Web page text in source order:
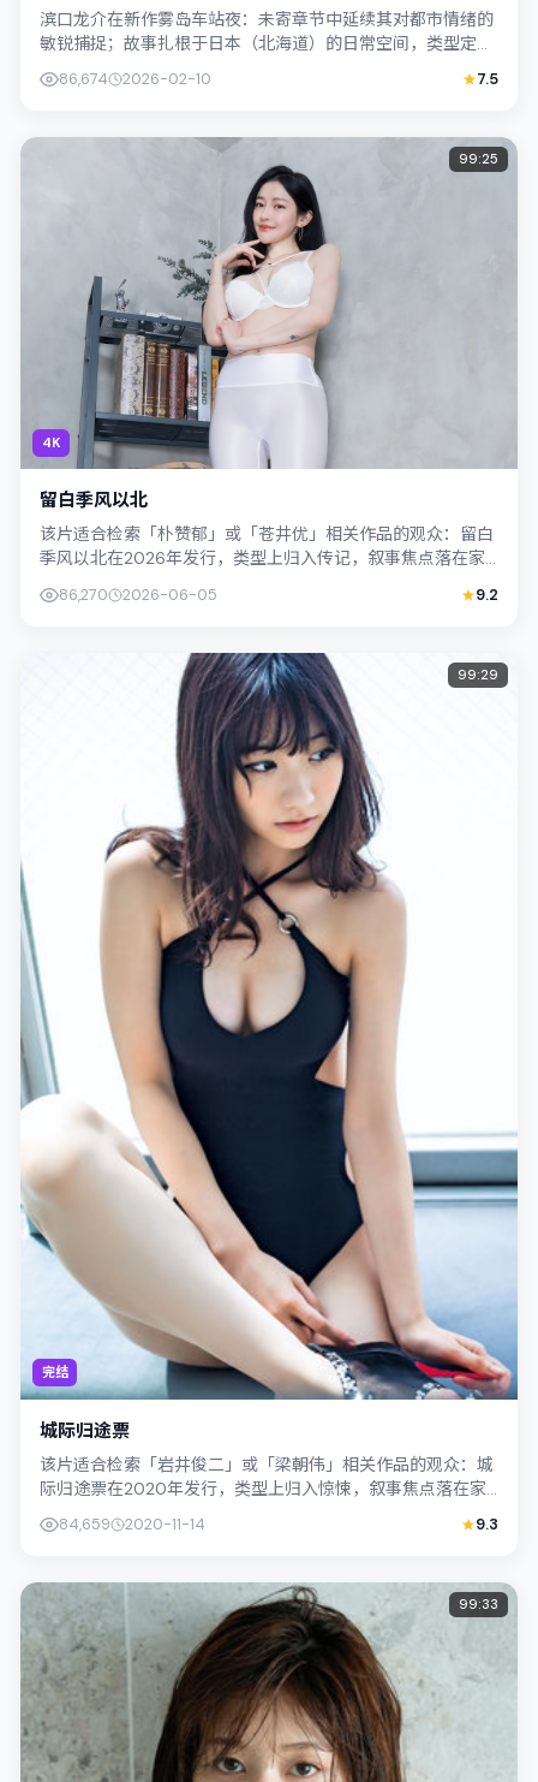
滨口龙介在新作雾岛车站夜：未寄章节中延续其对都市情绪的
敏锐捕捉；故事扎根于日本（北海道）的日常空间，类型定位
为爱情。主演周冬雨、易烊千玺以克制表...
86,674 2026-02-10 7.5
4K
99:25
留白季风以北
该片适合检索「朴赞郁」或「苍井优」相关作品的观众：留白
季风以北在2026年发行，类型上归入传记，叙事焦点落在家
86,270 2026-06-05 9.2
完结
99:29
城际归途票
该片适合检索「岩井俊二」或「梁朝伟」相关作品的观众：城
际归途票在2020年发行，类型上归入惊悚，叙事焦点落在家
庭与社会的交错地带；配角层次丰富，...
84,659 2020-11-14 9.3
99:33